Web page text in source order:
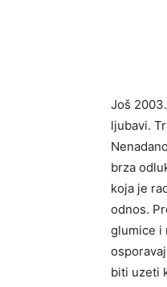
Još
ljubavi.
brza
koja je
odnos.
glumice i
biti uzeti